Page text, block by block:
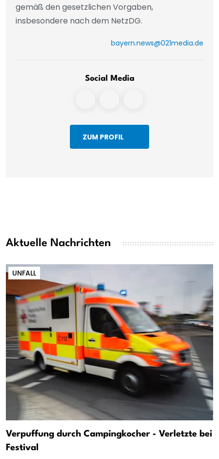
gemäß den gesetzlichen Vorgaben,
insbesondere nach dem NetzDG.
bayern.news@021media.de
Social Media
ZUM PROFIL
Aktuelle Nachrichten
UNFALL
Verpuffung durch Campingkocher - Verletzte bei
Festival